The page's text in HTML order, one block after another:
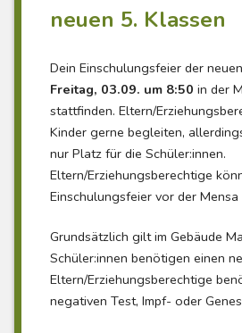
neuen 5. Klassen
Dein Einschulungsfeier der
Freitag, 03.09. um 8:50 in der
stattfinden. Eltern/
Kinder gerne begleiten,
nur Platz für die Schüler:innen.
Eltern/Erziehungsberechtige
Einschulungsfeier vor der
Grundsätzlich gilt im Gebäude
Schüler:innen benötigen einen
Eltern/Erziehungsberechtige
negativen Test, Impf- oder